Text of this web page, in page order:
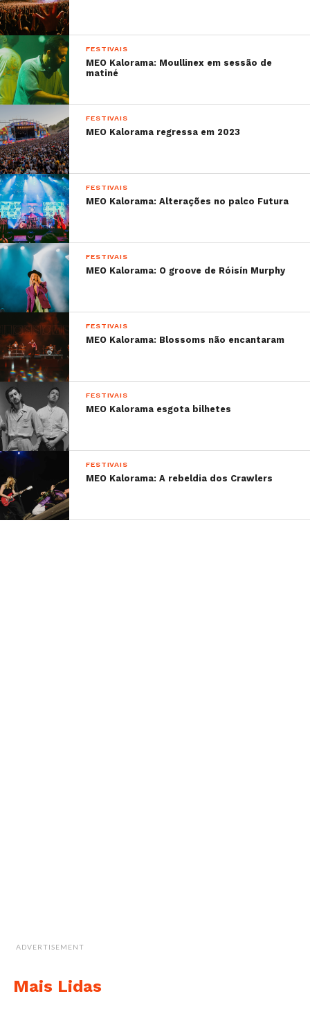
FESTIVAIS
MEO Kalorama: Moullinex em sessão de
matiné
FESTIVAIS
MEO Kalorama regressa em 2023
FESTIVAIS
MEO Kalorama: Alterações no palco Futura
FESTIVAIS
MEO Kalorama: O groove de Róisín Murphy
FESTIVAIS
MEO Kalorama: Blossoms não encantaram
FESTIVAIS
MEO Kalorama esgota bilhetes
FESTIVAIS
MEO Kalorama: A rebeldia dos Crawlers
ADVERTISEMENT
Mais Lidas